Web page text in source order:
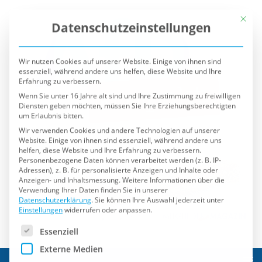
Mit
Datenschutzeinstellungen
Wir nutzen Cookies auf unserer Website. Einige von ihnen sind
essenziell, während andere uns helfen, diese Website und Ihre
Erfahrung zu verbessern.
Wenn Sie unter 16 Jahre alt sind und Ihre Zustimmung zu freiwilligen
Diensten geben möchten, müssen Sie Ihre Erziehungsberechtigten
um Erlaubnis bitten.
Wir verwenden Cookies und andere Technologien auf unserer
Website. Einige von ihnen sind essenziell, während andere uns
helfen, diese Website und Ihre Erfahrung zu verbessern.
Personenbezogene Daten können verarbeitet werden (z. B. IP-
Adressen), z. B. für personalisierte Anzeigen und Inhalte oder
Anzeigen- und Inhaltsmessung.Weitere Informationen über die
Verwendung Ihrer Daten finden Sie in unserer
Datenschutzerklärung.Sie können Ihre Auswahl jederzeit unter
Einstellungenwiderrufen oder anpassen.
Es folgt eine Liste der Service-Gruppen, für die eine
Essenziell
Externe Medien